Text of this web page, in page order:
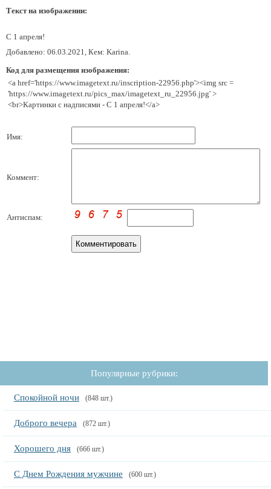
Текст на изображении:
С 1 апреля!
Добавлено: 06.03.2021, Кем: Karina.
Код для размещения изображения:
<a href='https://www.imagetext.ru/inscription-22956.php'><img src =
'https://www.imagetext.ru/pics_max/imagetext_ru_22956.jpg' >
<br>Картинки с надписями - С 1 апреля!</a>
Имя:
Коммент:
Антиспам:
Популярные рубрики:
Спокойной ночи (848 шт.)
Доброго вечера (872 шт.)
Хорошего дня (666 шт.)
С Днем Рождения мужчине (600 шт.)